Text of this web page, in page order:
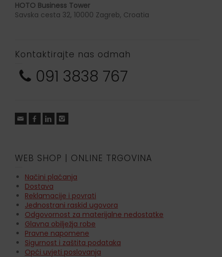
HOTO Business Tower
Savska cesta 32, 10000 Zagreb, Croatia
Kontaktirajte nas odmah
091 3838 767
WEB SHOP | ONLINE TRGOVINA
Načini plaćanja
Dostava
Reklamacije i povrati
Jednostrani raskid ugovora
Odgovornost za materijalne nedostatke
Glavna obilježja robe
Pravne napomene
Sigurnost i zaštita podataka
Opći uvjeti poslovanja